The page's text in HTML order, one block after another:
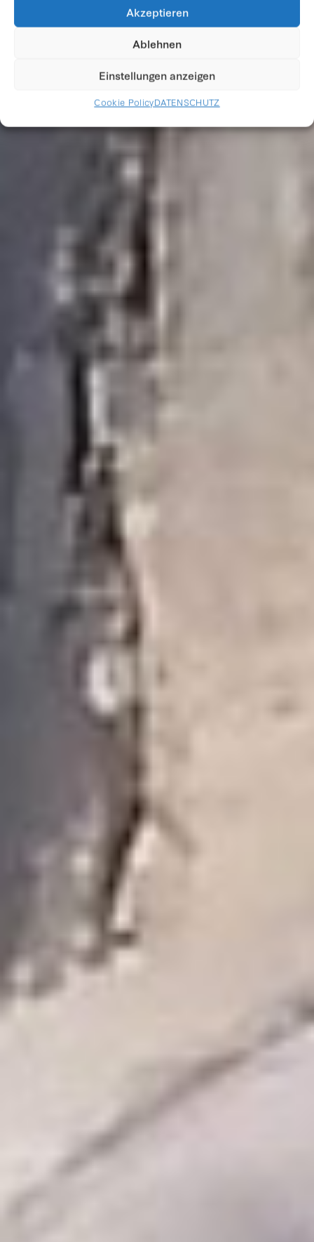
Akzeptieren
Ablehnen
Einstellungen anzeigen
Cookie PolicyDATENSCHUTZ
KALETSCH